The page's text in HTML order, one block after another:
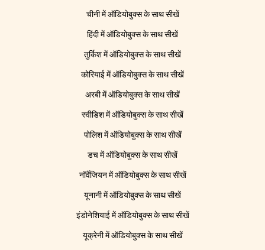
चीनी में ऑडियोबुक्स के साथ सीखें
हिंदी में ऑडियोबुक्स के साथ सीखें
तुर्किश में ऑडियोबुक्स के साथ सीखें
कोरियाई में ऑडियोबुक्स के साथ सीखें
अरबी में ऑडियोबुक्स के साथ सीखें
स्वीडिश में ऑडियोबुक्स के साथ सीखें
पोलिश में ऑडियोबुक्स के साथ सीखें
डच में ऑडियोबुक्स के साथ सीखें
नॉर्वेजियन में ऑडियोबुक्स के साथ सीखें
यूनानी में ऑडियोबुक्स के साथ सीखें
इंडोनेशियाई में ऑडियोबुक्स के साथ सीखें
यूक्रेनी में ऑडियोबुक्स के साथ सीखें